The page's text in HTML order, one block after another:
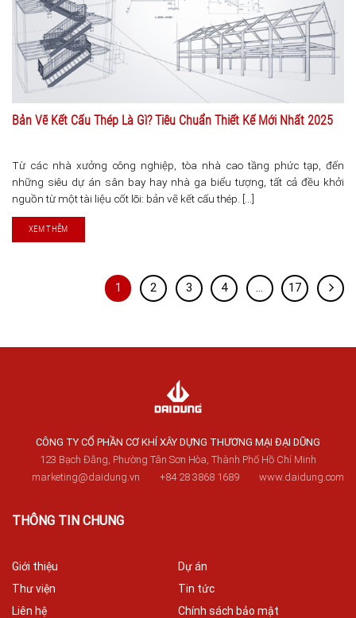
Bản Vẽ Kết Cấu Thép Là Gì? Tiêu Chuẩn Thiết Kế Mới Nhất 2025
Từ các nhà xưởng công nghiệp, tòa nhà cao tầng phức tạp, đến
những siêu dự án sân bay hay nhà ga biểu tượng, tất cả đều khởi
nguồn từ một tài liệu cốt lõi: bản vẽ kết cấu thép. [...]
XEM THÊM
1 2 3 4 … 17
CÔNG TY CỔ PHẦN CƠ KHÍ XÂY DỰNG THƯƠNG MẠI ĐẠI DŨNG
123 Bạch Đằng, Phường Tân Sơn Hòa, Thành Phố Hồ Chí Minh
marketing@daidung.vn
+84 28 3868 1689 www.daidung.com
THÔNG TIN CHUNG
Giới thiệu
Dự án
Thư viện
Tin tức
Liên hệ
Chính sách bảo mật